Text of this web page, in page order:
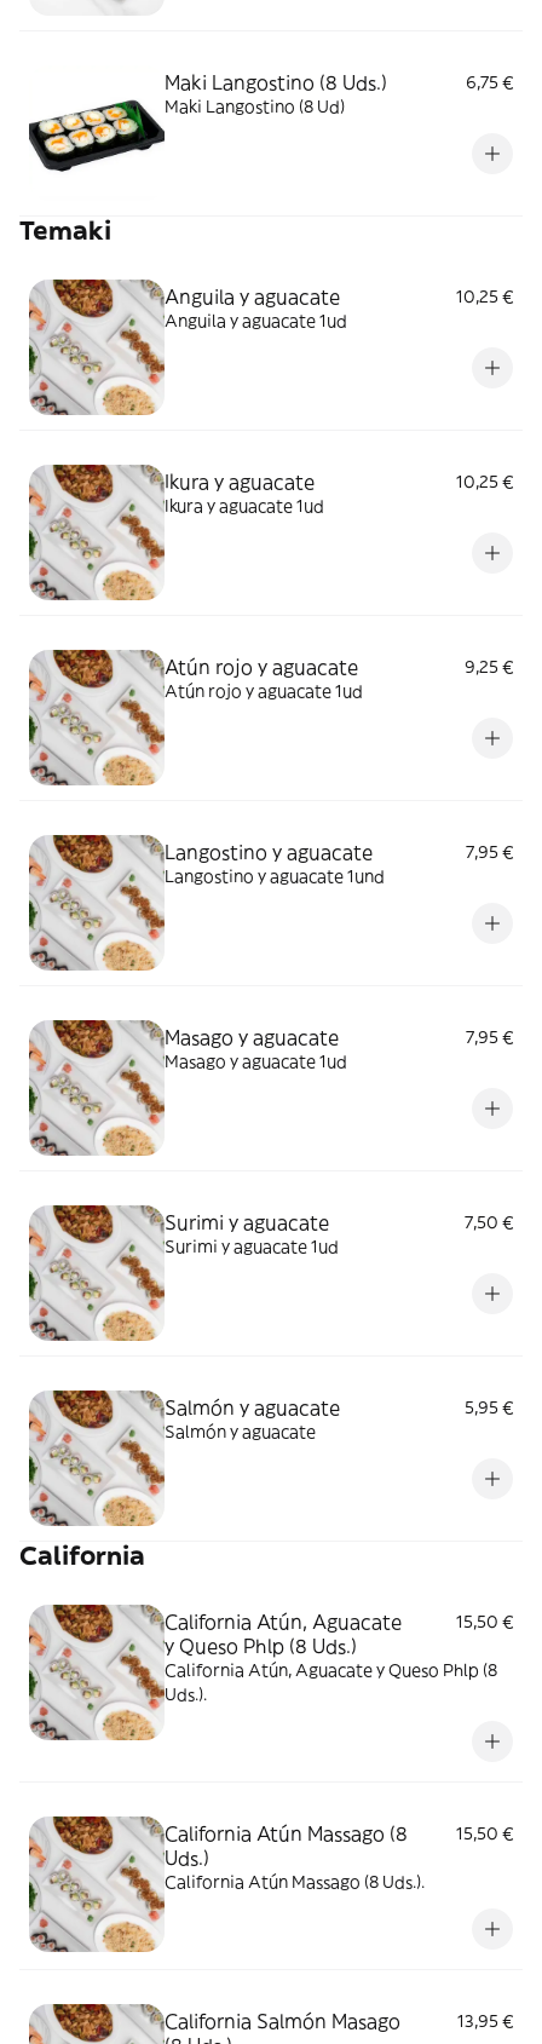
Maki Langostino (8 Uds.)
6,75 €
Maki Langostino (8 Ud)
Temaki
Anguila y aguacate
10,25 €
Anguila y aguacate 1ud
Ikura y aguacate
10,25 €
Ikura y aguacate 1ud
Atún rojo y aguacate
9,25 €
Atún rojo y aguacate 1ud
Langostino y aguacate
7,95 €
Langostino y aguacate 1und
Masago y aguacate
7,95 €
Masago y aguacate 1ud
Surimi y aguacate
7,50 €
Surimi y aguacate 1ud
Salmón y aguacate
5,95 €
Salmón y aguacate
California
California Atún, Aguacate
y Queso Phlp (8 Uds.)
15,50 €
California Atún, Aguacate y Queso Phlp (8
Uds.).
California Atún Massago (8
Uds.)
15,50 €
California Atún Massago (8 Uds.).
California Salmón Masago
13,95 €